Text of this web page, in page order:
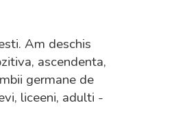
Am deschis
ascendenta,
germane de
liceeni, adulti -